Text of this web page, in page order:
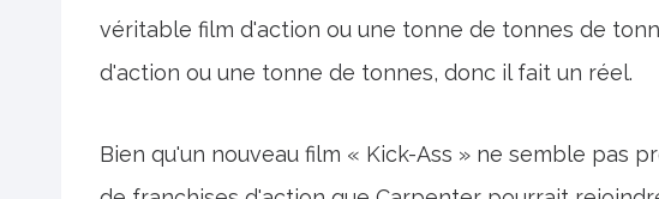
véritable film d'action ou une tonne de tonnes de
d'action ou une tonne de tonnes, donc il fait un réel.
Bien qu'un nouveau film « Kick-Ass » ne semble pas